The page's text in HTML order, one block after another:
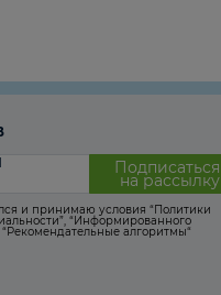
Подписаться
на рассылку
и принимаю условия “Политики
, “Информированного
“Рекомендательные алгоритмы“